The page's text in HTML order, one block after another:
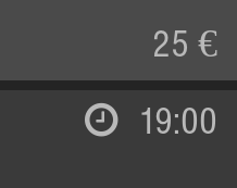
25 €
19:00